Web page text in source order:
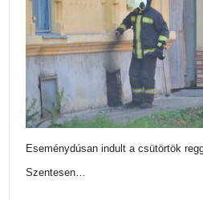
Eseménydúsan indult a csütörtök
Szentesen…